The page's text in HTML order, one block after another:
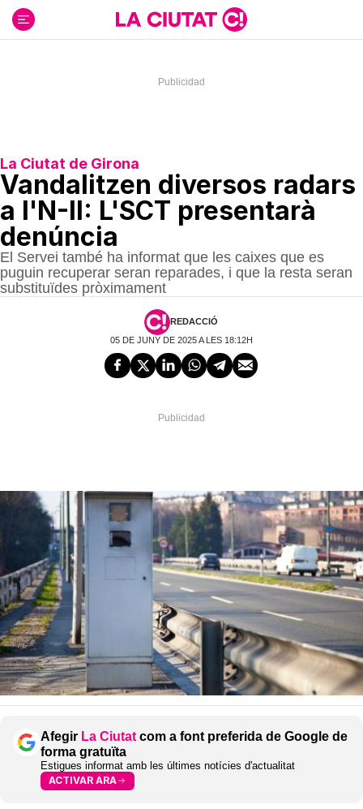
contenido
La Ciutat de Girona
Vandalitzen diversos radars
a l'N-II: L'SCT presentarà
denúncia
El Servei també ha informat que les caixes que es
puguin recuperar seran reparades, i que la resta seran
substituïdes pròximament
REDACCIÓ
05 DE JUNY DE 2025 A LES 18:12H
Afegir La Ciutat com a font preferida de Google de
forma gratuïta
Estigues informat amb les últimes notícies d'actualitat
ACTIVAR ARA